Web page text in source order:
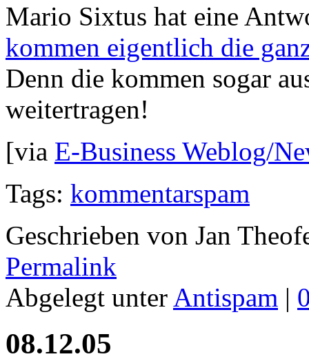
Mario Sixtus hat eine
kommen eigentlich die
Denn die kommen sogar
weitertragen!
[via E-Business Weblog/
Tags: kommentarspam
Geschrieben von Jan
Permalink
Abgelegt unter Antispam |
08.12.05